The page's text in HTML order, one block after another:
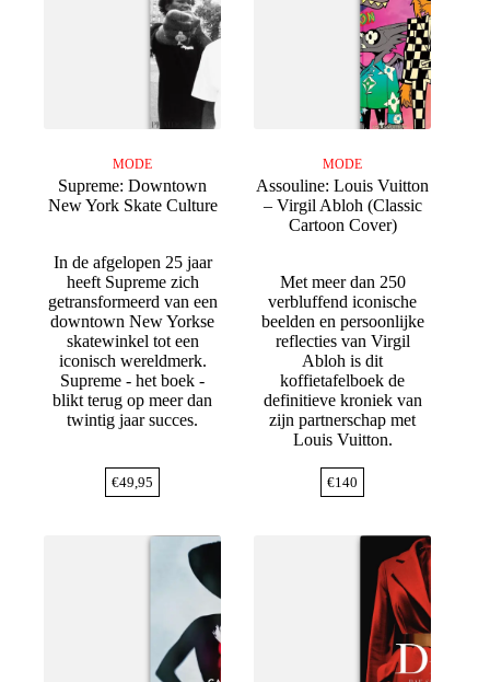
MODE
Supreme: Downtown
New York Skate Culture
In de afgelopen 25 jaar
heeft Supreme zich
getransformeerd van een
downtown New Yorkse
skatewinkel tot een
iconisch wereldmerk.
Supreme - het boek -
blikt terug op meer dan
twintig jaar succes.
€49,95
MODE
Assouline: Louis Vuitton
– Virgil Abloh (Classic
Cartoon Cover)
Met meer dan 250
verbluffend iconische
beelden en persoonlijke
reflecties van Virgil
Abloh is dit
koffietafelboek de
definitieve kroniek van
zijn partnerschap met
Louis Vuitton.
€140